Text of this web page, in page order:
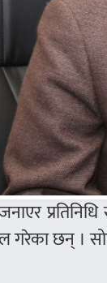
गरेका छन् ।